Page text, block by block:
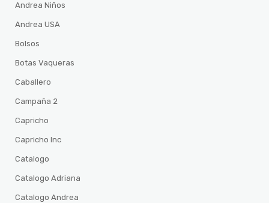
Andrea Niños
Andrea USA
Bolsos
Botas Vaqueras
Caballero
Campaña 2
Capricho
Capricho Inc
Catalogo
Catalogo Adriana
Catalogo Andrea